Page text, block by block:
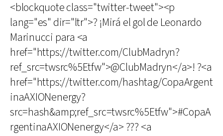
<blockquote class="twitter-tweet"><p
lang="es" dir="ltr">? ¡Mirá el gol de Leonardo
Marinucci para <a
href="https://twitter.com/ClubMadryn?
ref_src=twsrc%5Etfw">@ClubMadryn</a>! ?<a
href="https://twitter.com/hashtag/CopaArgent
inaAXIONenergy?
src=hash&amp;ref_src=twsrc%5Etfw">#CopaA
rgentinaAXIONenergy</a> ??? <a